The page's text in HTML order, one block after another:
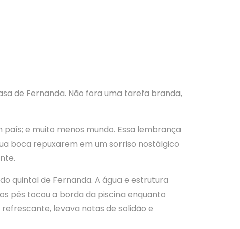
de Fernanda. Não fora uma tarefa branda,
e muito menos mundo. Essa lembrança
boca repuxarem em um sorriso nostálgico
quintal de Fernanda. A água e estrutura
pés tocou a borda da piscina enquanto
levava notas de solidão e